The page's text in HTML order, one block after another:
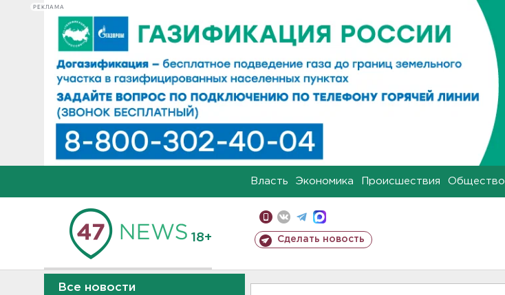
РЕКЛАМА
Власть Экономика Происшествия Общество
18+ Сделать новость
Все новости